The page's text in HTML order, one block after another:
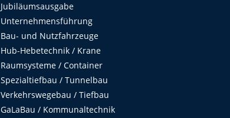
Jubiläumsausgabe
Unternehmensführung
Bau- und Nutzfahrzeuge
Hub-Hebetechnik / Krane
Raumsysteme / Container
Spezialtiefbau / Tunnelbau
Verkehrswegebau / Tiefbau
GaLaBau / Kommunaltechnik